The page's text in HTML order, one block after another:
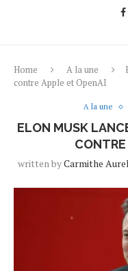
Home A la une
contre Apple et OpenAI
A la une
ELON MUSK
written byCarmithe